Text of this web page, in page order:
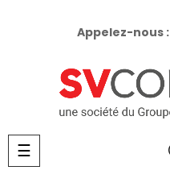
Appelez-nous :
Basculer
la
☰